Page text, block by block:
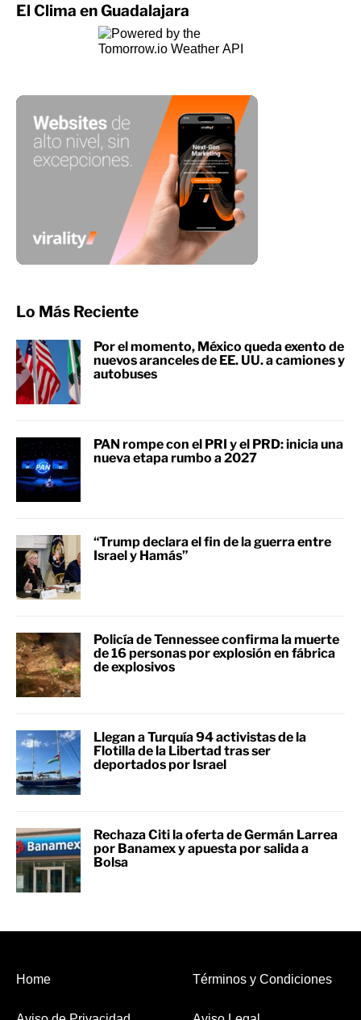
El Clima en Guadalajara
Lo Más Reciente
Por el momento, México queda exento de
nuevos aranceles de EE. UU. a camiones y
autobuses
PAN rompe con el PRI y el PRD: inicia una
nueva etapa rumbo a 2027
“Trump declara el fin de la guerra entre
Israel y Hamás”
Policía de Tennessee confirma la muerte
de 16 personas por explosión en fábrica
de explosivos
Llegan a Turquía 94 activistas de la
Flotilla de la Libertad tras ser
deportados por Israel
Rechaza Citi la oferta de Germán Larrea
por Banamex y apuesta por salida a
Bolsa
Home Términos y Condiciones